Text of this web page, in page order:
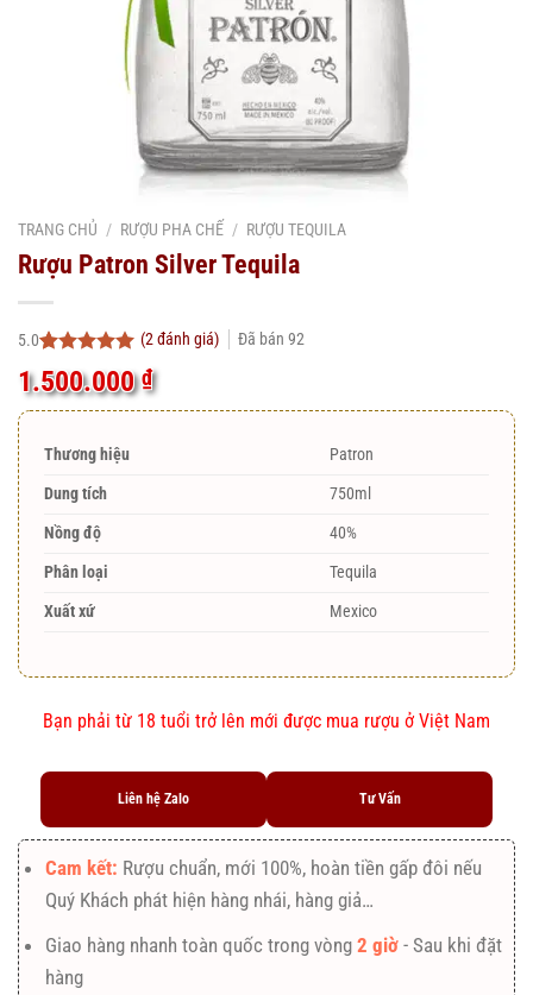
TRANG CHỦ / RƯỢU PHA CHẾ / RƯỢU TEQUILA
Rượu Patron Silver Tequila
5.0
5.0trên 5
dựa trên
2
đánh giá
(2đánh giá) Đã bán 92
1.500.000₫
Thương hiệu
Patron
Dung tích
750ml
Nồng độ
40%
Phân loại
Tequila
Xuất xứ
Mexico
Bạn phải từ 18 tuổi trở lên mới được mua rượu ở Việt Nam
Liên hệ Zalo Tư Vấn
Cam kết: Rượu chuẩn, mới 100%, hoàn tiền gấp đôi nếu
Quý Khách phát hiện hàng nhái, hàng giả…
Giao hàng nhanh toàn quốc trong vòng2 giờ - Sau khi đặt
hàng